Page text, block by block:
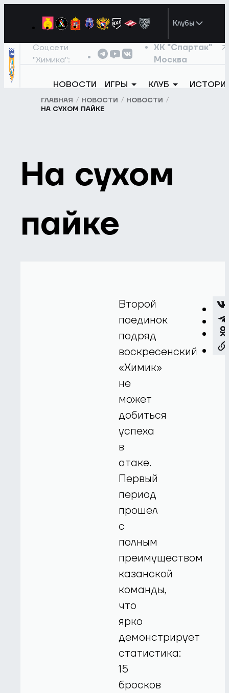
Клубы
Соцсети
"Химика":
ХК "Спартак"
Москва
НОВОСТИ ИГРЫ КЛУБ
ГЛАВНАЯ НОВОСТИ
НОВОСТИ
НА СУХОМ ПАЙКЕ
На сухом
пайке
Второй
поединок
подряд
воскресенский
«Химик»
не
может
добиться
успеха
в
атаке.
Первый
период
прошел
с
полным
преимуществом
казанской
команды,
что
ярко
демонстрирует
статистика:
15
бросков